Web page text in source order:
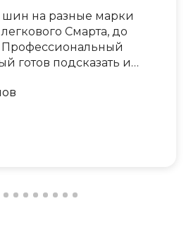
на разные марки
Смарта, до
Профессиональный
готов подсказать и